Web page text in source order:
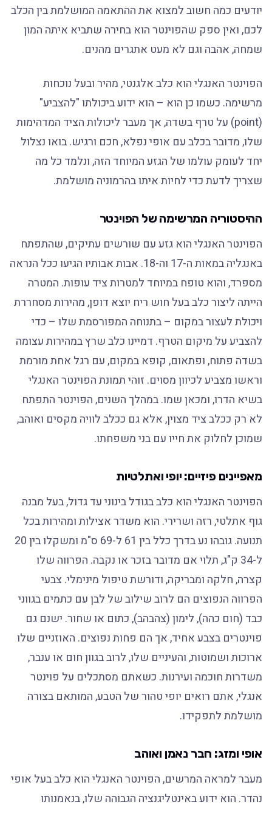
יודעים כמה חשוב למצוא את ההתאמה המושלמת בין הכלב
לכם, ואין ספק שהפוינטר הוא בחירה שתביא איתה המון
שמחה, אהבה וגם לא מעט אתגרים מהנים.
הפוינטר האנגלי הוא כלב אלגנטי, מהיר ובעל נוכחות
מרשימה. כשמו כן הוא – הוא ידוע ביכולתו "להצביע"
(point) על טרף בשדה, אך מעבר ליכולות הציד המדהימות
שלו, מדובר בכלב עם אופי נפלא, חכם ורגיש. בואו נצלול
יחד לעומק עולמו של הגזע המיוחד הזה, ונלמד כל מה
שצריך לדעת כדי לחיות איתו בהרמוניה מושלמת.
ההיסטוריה המרשימה של הפוינטר
הפוינטר האנגלי הוא גזע עם שורשים עתיקים, שהתפתח
באנגליה במאות ה-17 וה-18. אבות אבותיו הגיעו ככל הנראה
מספרד, והוא טופח במיוחד למטרות ציד עופות. המטרה
הייתה ליצור כלב בעל חוש ריח יוצא דופן, מהירות מסחררת
ויכולת לעצור במקום – בתנוחה המפורסמת שלו – כדי
להצביע על מיקום הטרף. דמיינו כלב שרץ במהירות עצומה
בשדה פתוח, ופתאום, קופא במקום, עם רגל אחת מורמת
וראשו מצביע לכיוון מסוים. זוהי תמונת הפוינטר האנגלי
בשיא הדרו, ומכאן שמו. במהלך השנים, הפוינטר התפתח
לא רק ככלב ציד מצוין, אלא גם ככלב לוויה מקסים ואוהב,
שמוכן לחלוק את חייו עם בני משפחתו.
מאפיינים פיזיים: יופי ואתלטיות
הפוינטר האנגלי הוא כלב בגודל בינוני עד גדול, בעל מבנה
גוף אתלטי, רזה ושרירי. הוא משדר אצילות ומהירות בכל
תנועה. גובהו נע בדרך כלל בין 61 ל-69 ס"מ ומשקלו בין 20
ל-34 ק"ג, תלוי אם מדובר בזכר או נקבה. הפרווה שלו
קצרה, חלקה ומבריקה, ודורשת טיפול מינימלי. צבעי
הפרווה הנפוצים הם לרוב שילוב של לבן עם כתמים בגווני
כבד (חום כהה), לימון (צהבהב), כתום או שחור. ישנם גם
פוינטרים בצבע אחיד, אך הם פחות נפוצים. האוזניים שלו
ארוכות ושמוטות, והעיניים שלו, לרוב בגוון חום או ענבר,
משדרות חוכמה ועירנות. כשאתם מסתכלים על פוינטר
אנגלי, אתם רואים יופי טהור של הטבע, המותאם בצורה
מושלמת לתפקידו.
אופי ומזג: חבר נאמן ואוהב
מעבר למראה המרשים, הפוינטר האנגלי הוא כלב בעל אופי
נהדר. הוא ידוע באינטליגנציה הגבוהה שלו, בנאמנותו